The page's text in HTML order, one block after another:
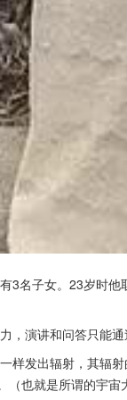
3名子女。23岁时
，演讲和问答只能通
样发出辐射，其辐
也就是所谓的宇宙